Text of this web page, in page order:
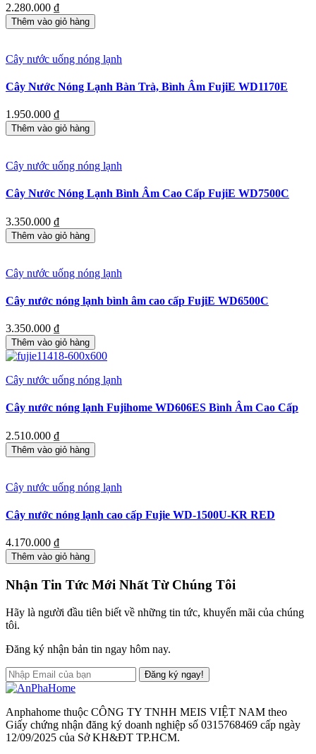
2.280.000 ₫
Thêm vào giỏ hàng
Cây nước uống nóng lạnh
Cây Nước Nóng Lạnh Bàn Trà, Bình Âm FujiE WD1170E
1.950.000 ₫
Thêm vào giỏ hàng
Cây nước uống nóng lạnh
Cây Nước Nóng Lạnh Bình Âm Cao Cấp FujiE WD7500C
3.350.000 ₫
Thêm vào giỏ hàng
Cây nước uống nóng lạnh
Cây nước nóng lạnh bình âm cao cấp FujiE WD6500C
3.350.000 ₫
Thêm vào giỏ hàng
Cây nước uống nóng lạnh
Cây nước nóng lạnh Fujihome WD606ES Bình Âm Cao Cấp
2.510.000 ₫
Thêm vào giỏ hàng
Cây nước uống nóng lạnh
Cây nước nóng lạnh cao cấp Fujie WD-1500U-KR RED
4.170.000 ₫
Thêm vào giỏ hàng
Nhận Tin Tức Mới Nhất Từ Chúng Tôi
Hãy là người đầu tiên biết về những tin tức, khuyến mãi của chúng
tôi.
Đăng ký nhận bản tin ngay hôm nay.
Đăng ký ngay!
Anphahome thuộc CÔNG TY TNHH MEIS VIỆT NAM theo
Giấy chứng nhận đăng ký doanh nghiệp số 0315768469 cấp ngày
12/09/2025 của Sở KH&ĐT TP.HCM.